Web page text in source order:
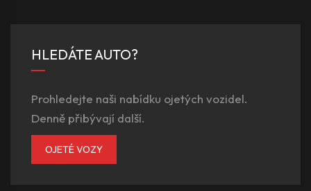
HLEDÁTE AUTO?
Prohledejte naši nabídku ojetých vozidel.
Denně přibývají další.
OJETÉ VOZY